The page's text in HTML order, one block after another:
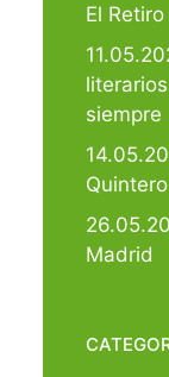
El Retiro
siempre
Quintero
Madrid